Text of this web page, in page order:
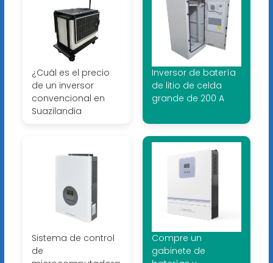
¿Cuál es el precio
de un inversor
convencional en
Suazilandia
Inversor de batería
de litio de celda
grande de 200 A
Sistema de control
de
Compre un
gabinete de